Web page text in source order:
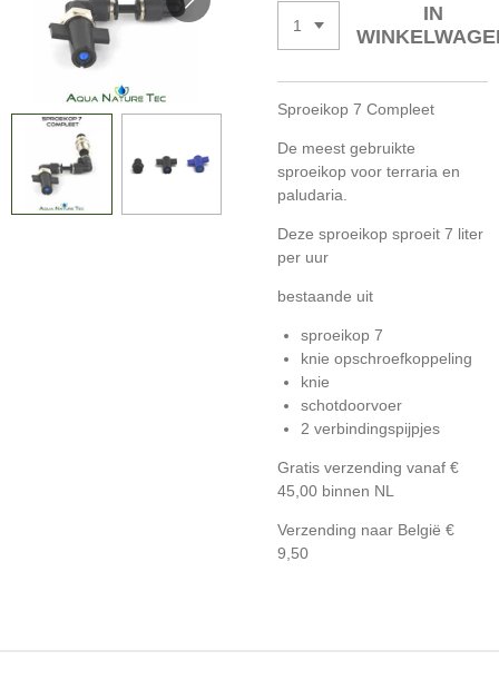
IN
Sproeikop 7 Compleet
De meest gebruikte
sproeikop voor terraria en
paludaria.
Deze sproeikop sproeit 7 liter
per uur
bestaande uit
sproeikop 7
knie opschroefkoppeling
knie
schotdoorvoer
2 verbindingspijpjes
Gratis verzending vanaf €
45,00 binnen NL
Verzending naar België €
9,50